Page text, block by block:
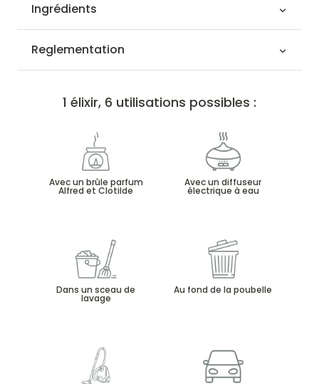
Ingrédients
Reglementation
1 élixir, 6 utilisations possibles :
Avec un brûle parfum
Alfred et Clotilde
Avec un diffuseur
électrique à eau
Dans un sceau de
lavage
Au fond de la poubelle